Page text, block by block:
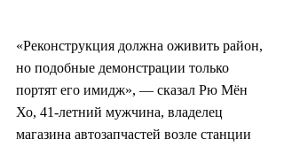
«Реконструкция должна оживить район,
но подобные демонстрации только
портят его имидж», — сказал Рю Мён
Хо, 41-летний мужчина, владелец
магазина автозапчастей возле станции